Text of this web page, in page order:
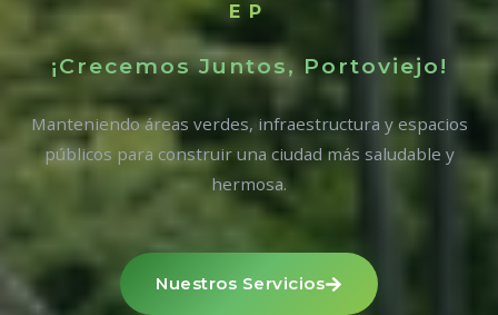
EP
¡Crecemos Juntos, Portoviejo!
Manteniendo áreas verdes, infraestructura y espacios
públicos para construir una ciudad más saludable y
hermosa.
Nuestros Servicios